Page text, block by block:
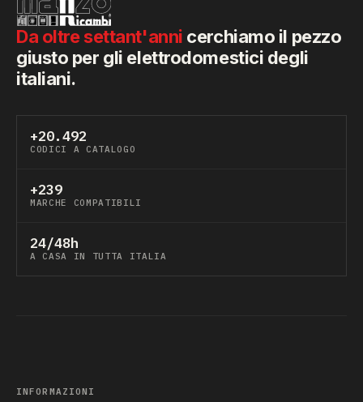
Da oltre settant'anni cerchiamo il pezzo
giusto per gli elettrodomestici degli
italiani.
+20.492
CODICI A CATALOGO
+239
MARCHE COMPATIBILI
24/48h
A CASA IN TUTTA ITALIA
INFORMAZIONI